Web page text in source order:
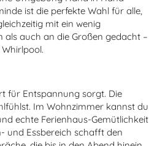
ist die perfekte Wahl für alle,
mit ein wenig
als auch an die Großen gedacht –
für Entspannung sorgt. Die
Im Wohnzimmer kannst du
echte Ferienhaus-Gemütlichkeit
und Essbereich schafft den